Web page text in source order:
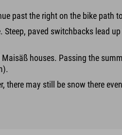
past the right on the bike path
paved switchbacks lead
houses. Passing the
may still be snow there